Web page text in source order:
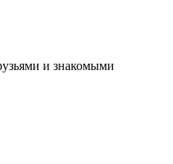
и знакомыми